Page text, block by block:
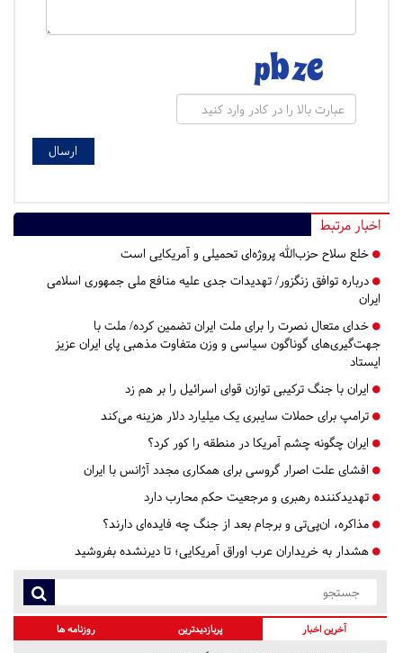
اخبار مرتبط
خلع سلاح حزب‌الله پروژه‌ای تحمیلی و آمریکایی است
درباره توافق زنگزور/ تهدیدات جدی علیه منافع ملی جمهوری اسلامی
ایران
خدای متعال نصرت را برای ملت ایران تضمین کرده/ ملت با
جهت‌گیری‌های گوناگون سیاسی و وزن متفاوت مذهبی پای ایران عزیز
ایستاد
ایران با جنگ ترکیبی توازن قوای اسرائیل را بر هم زد
ترامپ برای حملات سایبری یک میلیارد دلار هزینه می‌کند
ایران چگونه چشم آمریکا در منطقه را کور کرد؟
افشای علت اصرار گروسی برای همکاری مجدد آژانس با ایران
تهدیدکننده رهبری و مرجعیت حکم محارب دارد
مذاکره، ان‌پی‌تی و برجام بعد از جنگ چه فایده‌ای دارند؟
هشدار به خریداران عرب اوراق آمریکایی؛ تا دیرنشده بفروشید
آخرین اخبار پربازدیدترین روزنامه ها